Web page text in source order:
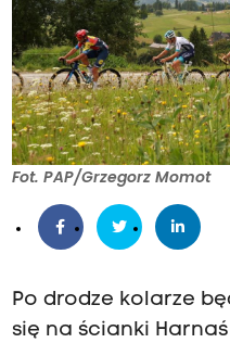
Fot. PAP/Grzegorz Momot
Po drodze kolarze
się na ścianki